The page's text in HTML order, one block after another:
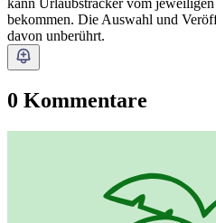
kann Urlaubstracker vom
bekommen. Die Auswahl und
davon unberührt.
0 Kommentare